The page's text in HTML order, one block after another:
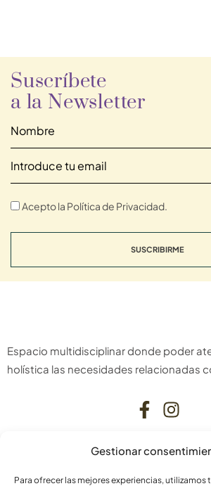
Gestionar
Para ofrecer las mejores experiencias,
Suscríbete
a la Newsletter
Acepto la Política de Privacidad.
SUSCRIBIRME
Espacio multidisciplinar donde poder
holística las necesidades relacionadas